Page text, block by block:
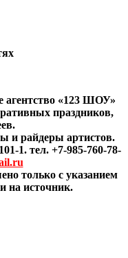
агентство «123 ШОУ»
праздников,
и райдеры артистов.
1. тел. +7-985-760-78-
только с указанием
на источник.